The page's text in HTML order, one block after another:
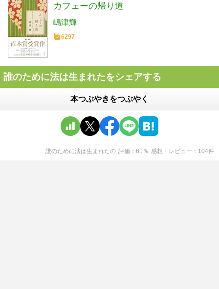
カフェーの帰り道
嶋津輝
6297
誰のために法は生まれたをシェアする
本つぶやきをつぶやく
誰のために法は生まれたの 評価 61 ％ 感想・レビュー 104件